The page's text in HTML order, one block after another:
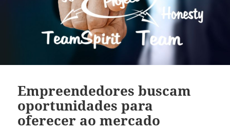
Empreendedores buscam
oportunidades para
oferecer ao mercado